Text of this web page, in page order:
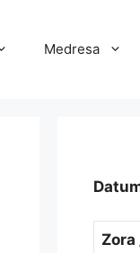
Medresa